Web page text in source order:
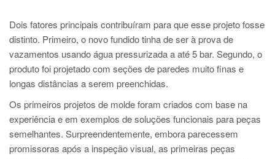
EN
MAGMA Coréia
EN
KO
Dois fatores principais contribuíram para que esse projeto fosse
distinto. Primeiro, o novo fundido tinha de ser à prova de
vazamentos usando água pressurizada a até 5 bar. Segundo, o
produto foi projetado com seções de paredes muito finas e
longas distâncias a serem preenchidas.
Os primeiros projetos de molde foram criados com base na
experiência e em exemplos de soluções funcionais para peças
semelhantes. Surpreendentemente, embora parecessem
promissoras após a inspeção visual, as primeiras peças